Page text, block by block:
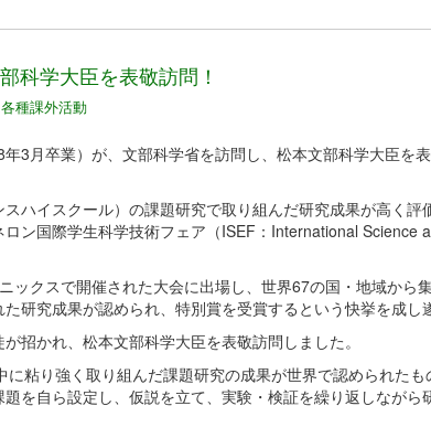
科学大臣を表敬訪問！
各種課外活動
3月卒業）が、文部科学省を訪問し、松本文部科学大臣を
ハイスクール）の課題研究で取り組んだ研究成果が高く評
ン国際学生科学技術フェア（ISEF：International Science
ックスで開催された大会に出場し、世界67の国・地域から
研究成果が認められ、特別賞を受賞するという快挙を成し
招かれ、松本文部科学大臣を表敬訪問しました。
粘り強く取り組んだ課題研究の成果が世界で認められた
を自ら設定し、仮説を立て、実験・検証を繰り返しながら